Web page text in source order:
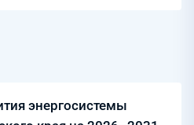
энергосистемы